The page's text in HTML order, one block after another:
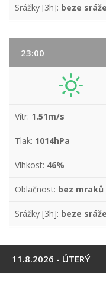
Srážky [3h]: beze
23:00
Vítr: 1.51m/s
Tlak: 1014hPa
Vlhkost: 46%
Oblačnost: bez mraků
Srážky [3h]: beze
11.8.2026 - ÚTERÝ